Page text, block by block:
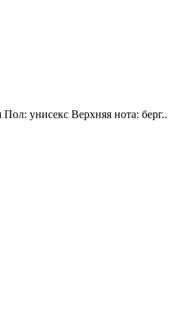
унисекс Верхняя нота: берг..